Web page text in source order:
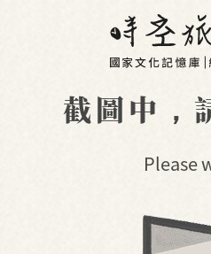
截圖中，
Please